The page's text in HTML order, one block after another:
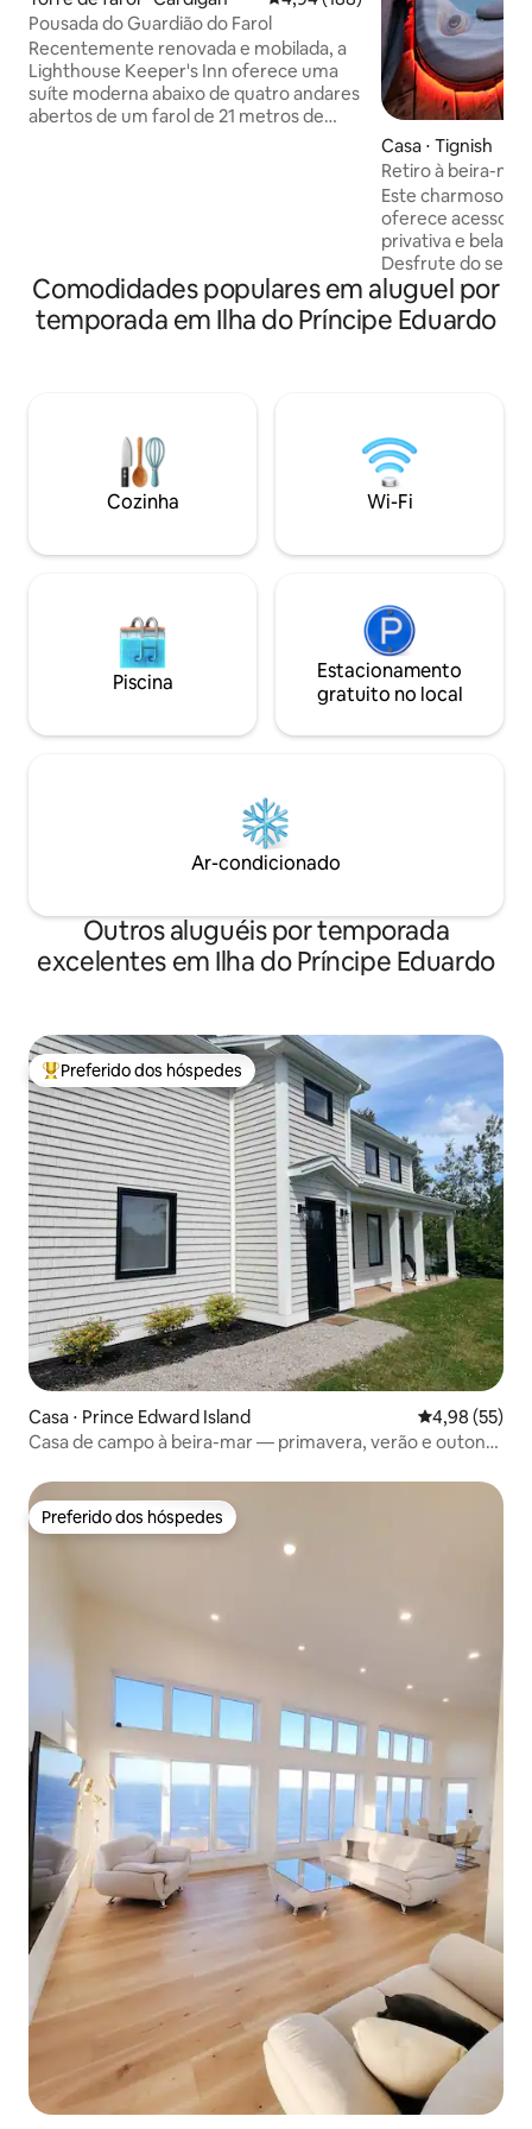
Pousada do Guardião do Farol
Recentemente renovada e mobilada, a
Lighthouse Keeper's Inn oferece uma
suíte moderna abaixo de quatro andares
abertos de um farol de 21 metros de
de Annandale como base para
experimentar restaurantes locais cinco
estrelas, eventos culturais de nível
mundial e algumas das melhores praias
Casa ⋅ Tignish
Retiro à beira-mar
Este charmoso
oferece acesso
privativa e belas
Desfrute do seu
enquanto
o dia praticando
costa e dos
enquanto a casa
totalmente
confortável.
ondas. As
Comodidades populares em aluguel por
temporada em Ilha do Príncipe Eduardo
Cozinha Wi-Fi
Piscina
Estacionamento
gratuito no local
Ar-condicionado
Outros aluguéis por temporada
excelentes em Ilha do Príncipe Eduardo
Entre os melhores preferidos dos hóspedes
Preferido dos hóspedes
Casa ⋅ Prince Edward Island 4,98 de uma
4,98 (55)
Casa de campo à beira-mar — primavera, verão e outono
Preferido dos hóspedes
Preferido dos hóspedes